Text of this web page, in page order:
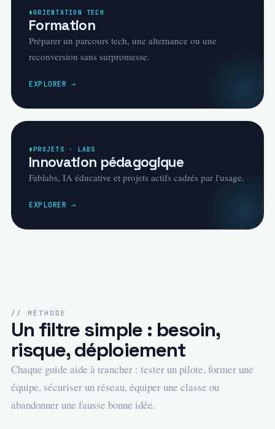
ORIENTATION TECH
Formation
Préparer un parcours tech, une alternance ou une
reconversion sans surpromesse.
EXPLORER →
PROJETS · LABS
Innovation pédagogique
Fablabs, IA éducative et projets actifs cadrés par l'usage.
EXPLORER →
// MÉTHODE
Un filtre simple : besoin,
risque, déploiement
Chaque guide aide à trancher : tester un pilote, former une
équipe, sécuriser un réseau, équiper une classe ou
abandonner une fausse bonne idée.